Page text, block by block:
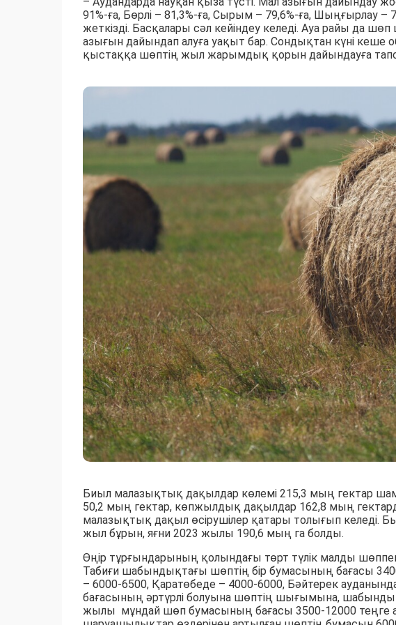
91%-ға, Бөрлі – 81,3%-ға, Сырым – 79,6%-ға, Шыңғырлау –
жеткізді. Басқалары сәл кейіндеу келеді. Ауа райы да
азығын дайындап алуға уақыт бар. Сондықтан күні кеше
қыстаққа шөптің жыл жарымдық қорын дайындауға
Биыл малазықтық дақылдар көлемі 215,3 мың гектар
50,2 мың гектар, көпжылдық дақылдар 162,8 мың
малазықтық дақыл өсірушілер қатары толығып келеді.
жыл бұрын, яғни 2023 жылы 190,6 мың га болды.
Өңір тұрғындарының қолындағы төрт түлік малды
Табиғи шабындықтағы шөптің бір бумасының бағасы
– 6000-6500, Қаратөбеде – 4000-6000, Бәйтерек
бағасының әртүрлі болуына шөптің шығымына,
жылы мұндай шөп бумасының бағасы 3500-12000 теңге